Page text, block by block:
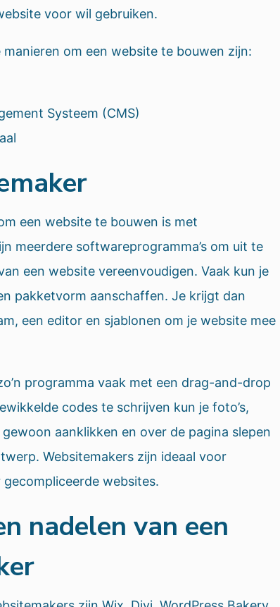
voor wil gebruiken.
manieren om een website te bouwen zijn:
Systeem (CMS)
een website te bouwen is met
meerdere softwareprogramma’s om uit te
een website vereenvoudigen. Vaak kun je
pakketvorm aanschaffen. Je krijgt dan
een editor en sjablonen om je website mee
programma vaak met een drag-and-drop
codes te schrijven kun je foto’s,
aanklikken en over de pagina slepen
Websitemakers zijn ideaal voor
websites.
nadelen van een